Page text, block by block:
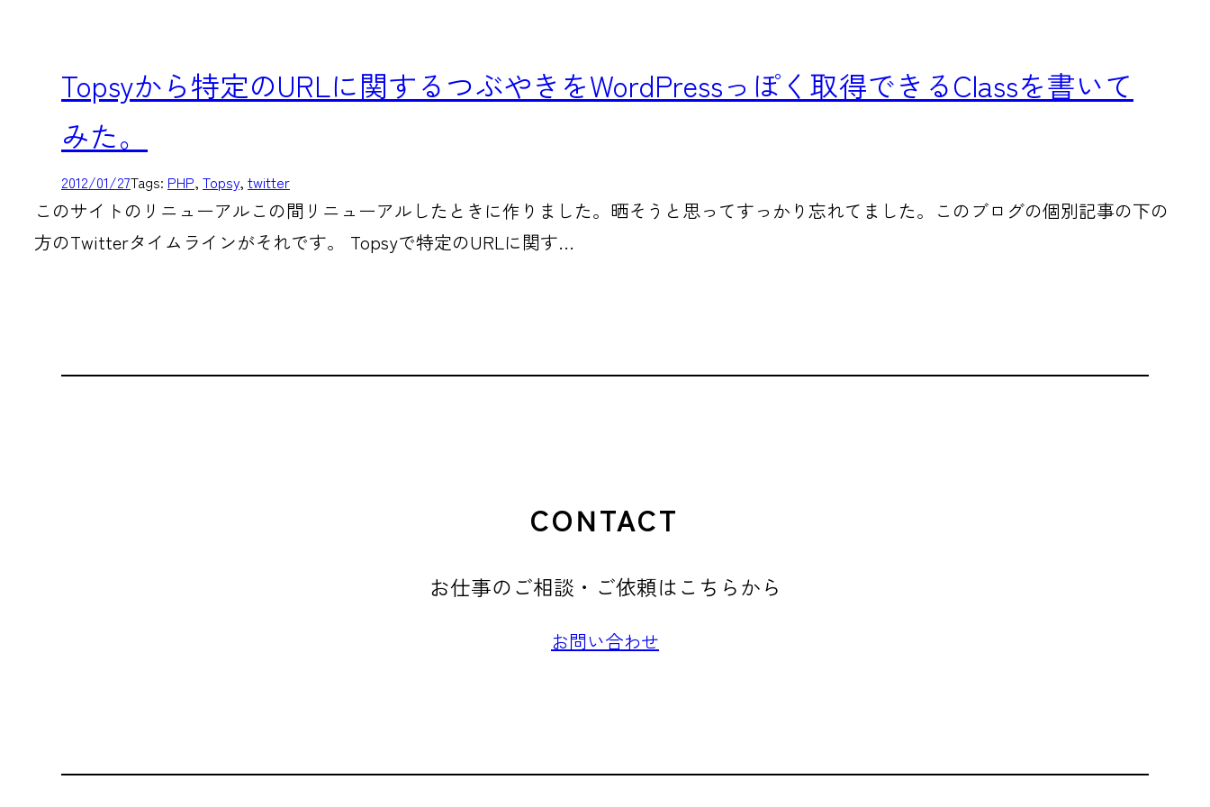
Topsyから特定のURLに関するつぶやきをWordPressっぽく取得できるClassを書いて
みた。
2012/01/27Tags: PHP, Topsy, twitter
このサイトのリニューアルこの間リニューアルしたときに作りました。晒そうと思ってすっかり忘れてました。このブログの個別記事の下の
方のTwitterタイムラインがそれです。 Topsyで特定のURLに関す…
CONTACT
お仕事のご相談・ご依頼はこちらから
お問い合わせ